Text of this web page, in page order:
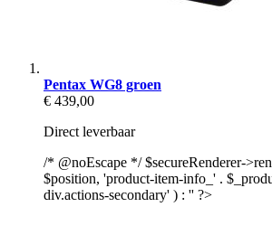
Pentax WG8 groen
€ 439,00
Direct leverbaar
/* @noEscape */ $secureRenderer-
$position, 'product-item-info_' .
div.actions-secondary' ) : '' ?>